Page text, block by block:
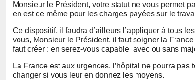
Monsieur le Président, votre statut ne vous permet
en est de même pour les charges payées sur le
Ce dispositif, il faudra d’ailleurs l’appliquer à tous
vous, Monsieur le Président, il faut soigner la
faut créer : en serez-vous capable avec ou sans
La France est aux urgences, l’hôpital ne pourra
changer si vous leur en donnez les moyens.